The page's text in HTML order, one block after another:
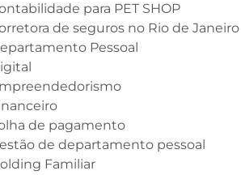
para PET SHOP
de seguros no Rio de Janeiro
Pessoal
de pagamento
de departamento pessoal
Familiar